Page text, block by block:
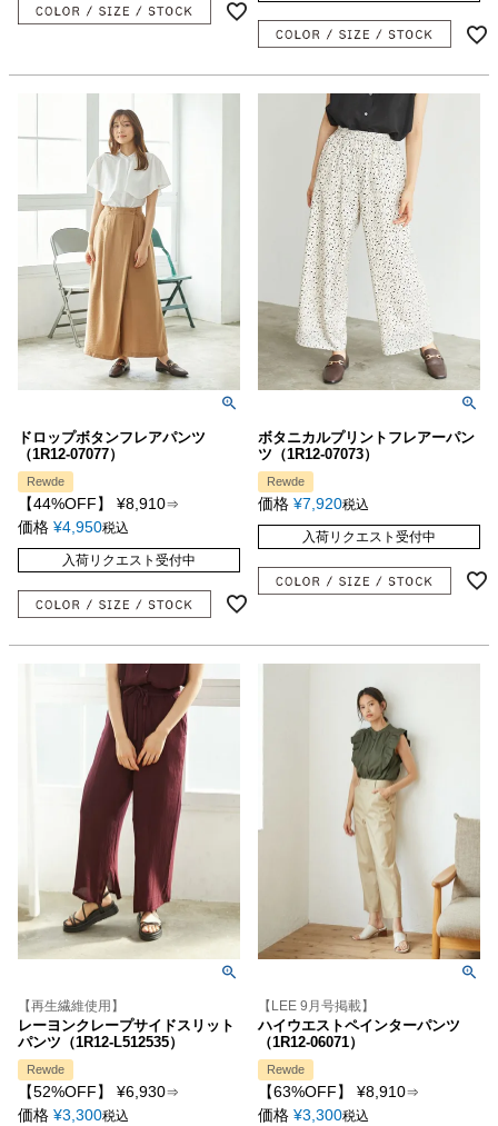
ドロップボタンフレアパンツ
（1R12-07077）
Rewde
【44%OFF】 ¥8,910⇒
価格 ¥4,950税込
入荷リクエスト受付中
ボタニカルプリントフレアーパン
ツ（1R12-07073）
Rewde
価格 ¥7,920税込
入荷リクエスト受付中
【再生繊維使用】
レーヨンクレープサイドスリット
パンツ（1R12-L512535）
Rewde
【52%OFF】 ¥6,930⇒
価格 ¥3,300税込
【LEE 9月号掲載】
ハイウエストペインターパンツ
（1R12-06071）
Rewde
【63%OFF】 ¥8,910⇒
価格 ¥3,300税込